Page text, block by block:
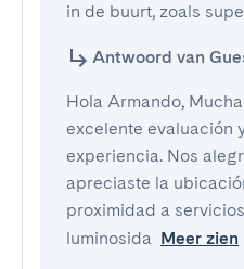
in de buurt, zoals
Antwoord van
Hola Armando,
excelente evaluación
experiencia. Nos
apreciaste la
proximidad a
luminosida Meer zien